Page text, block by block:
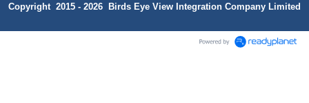
Copyright 2015 - 2026 Birds Eye View Integration Company Limited